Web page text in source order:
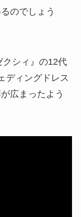
のでしょう
クシィ』の12代
ディングドレス
広まったよう